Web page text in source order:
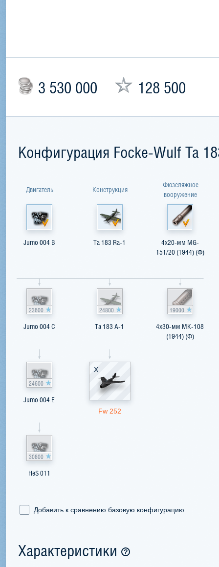
3 530 000 128 500
Конфигурация Focke-Wulf Ta
Двигатель
Jumo 004 B
23600
Jumo 004 C
24600
Jumo 004 E
30800
HeS 011
Конструкция
Ta 183 Ra-1
24800
Ta 183 A-1
X
Fw 252
Фюзеляжное
вооружение
4x20-мм MG-
151/20 (1944) (Ф)
19000
4x30-мм MK-108
(1944) (Ф)
Добавить к сравнению базовую конфигурацию
Характеристики